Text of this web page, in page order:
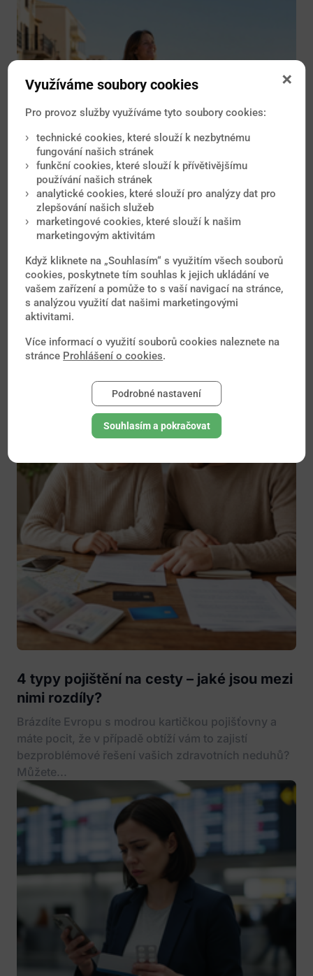
Se zdravotními pomůckami nebo
implantáty můžete cestovat bez starostí
S technologickým pokrokem v medicíně roste i
pomůckami různého druhu – od kardiostimulátorů
přes...
4 typy pojištění na cesty – jaké jsou mezi
nimi rozdíly?
Brázdíte Evropu s modrou kartičkou pojišťovny a
máte pocit, že v případě obtíží vám to zajistí
bezproblémové řešení vašich zdravotních neduhů?
Můžete...
Využíváme soubory cookies
Pro provoz služby využíváme tyto soubory cookies:
technické cookies, které slouží k nezbytnému
fungování našich stránek
funkční cookies, které slouží k přívětivějšímu
používání našich stránek
analytické cookies, které slouží pro analýzy dat pro
zlepšování našich služeb
marketingové cookies, které slouží k našim
marketingovým aktivitám
Když kliknete na „Souhlasím“ s využitím všech souborů
cookies, poskytnete tím souhlas k jejich ukládání ve
vašem zařízení a pomůže to s vaší navigací na stránce,
s analýzou využití dat našimi marketingovými
aktivitami.
Více informací o využití souborů cookies naleznete na
stránce Prohlášení o cookies.
Podrobné nastavení
Souhlasím a pokračovat